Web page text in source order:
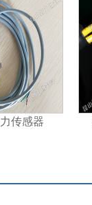
传感器